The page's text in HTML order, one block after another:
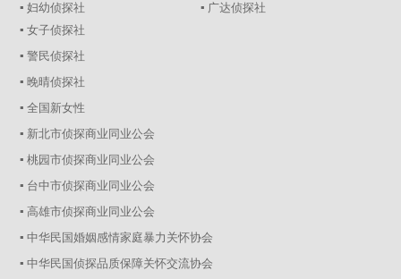
▪ 妇幼侦探社
▪ 广达侦探社
▪ 女子侦探社
▪ 警民侦探社
▪ 晚晴侦探社
▪ 全国新女性
▪ 新北市侦探商业同业公会
▪ 桃园市侦探商业同业公会
▪ 台中市侦探商业同业公会
▪ 高雄市侦探商业同业公会
▪ 中华民国婚姻感情家庭暴力关怀协会
▪ 中华民国侦探品质保障关怀交流协会